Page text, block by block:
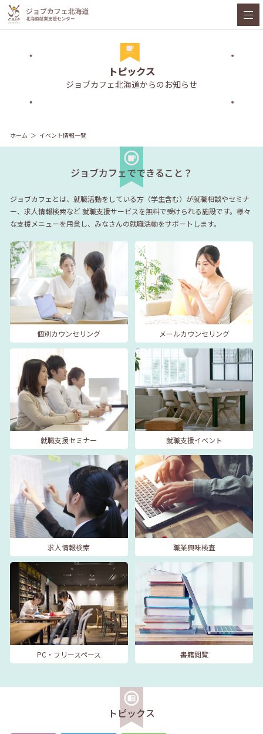
トピックス
ジョブカフェ北海道からのお知らせ
ホーム イベント情報一覧
ジョブカフェでできること？
ジョブカフェとは、就職活動をしている方（学生含む）が就職相談やセミナ
ー、求人情報検索など就職支援サービスを無料で受けられる施設です。様々
な支援メニューを用意し、みなさんの就職活動をサポートします。
個別カウンセリング メールカウンセリング
就職支援セミナー 就職支援イベント
求人情報検索 職業興味検査
PC・フリースペース 書籍閲覧
トピックス